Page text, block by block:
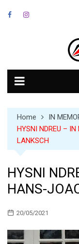
Home
IN
HYSNI NDREU –
LANKSCH
HYSNI
HANS-
20/05/2021